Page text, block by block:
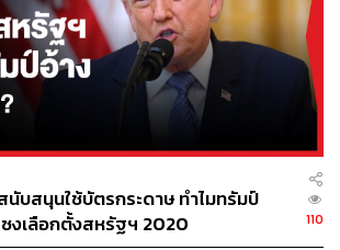
บสนุนใช้บัตรกระดาษ ทำไมทรัมป์
งเลือกตั้งสหรัฐฯ 2020
110